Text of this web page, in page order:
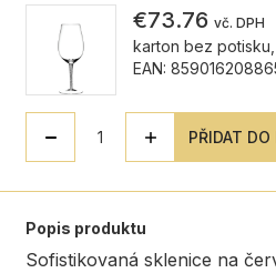
€73.76 vč. DPH
karton bez
EAN:
PŘIDAT DO
Popis produktu
Sofistikovaná sklenice na